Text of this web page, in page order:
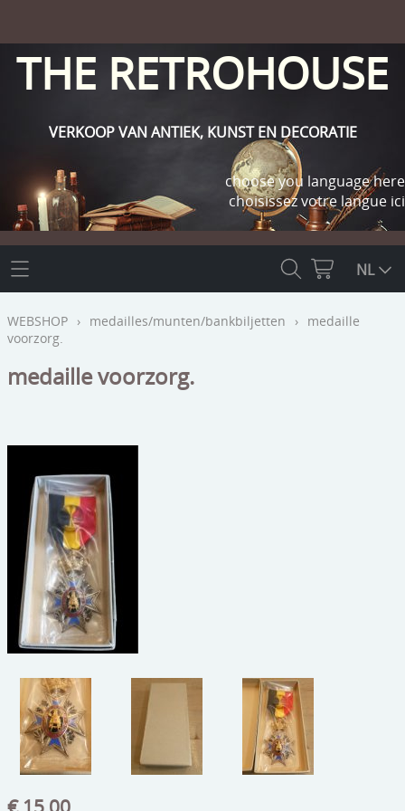
THE RETROHOUSE
VERKOOP VAN ANTIEK, KUNST EN DECORATIE
choose you language here
choisissez votre langue ici
THE RETROHOUSE
WEBSHOP
religie
reclamevoorwerpen/merken
curiosa
schilderijen
porselein/aardewerk
juwelen/horloges/brillen
medailles/munten/bankbiljetten
ets/tekening/litho/gravure
glaswerk
CONTACT
NL
WEBSHOP › medailles/munten/bankbiljetten › medaille
voorzorg.
medaille voorzorg.